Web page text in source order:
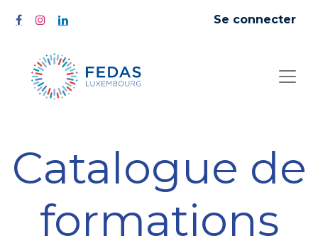
Se connecter
Catalogue de
formations